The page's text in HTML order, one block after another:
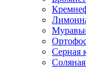
Серная